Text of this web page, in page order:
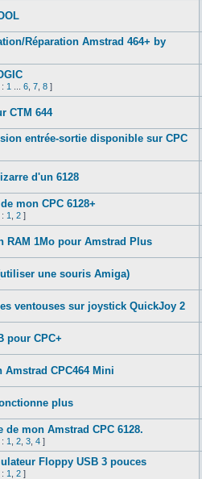
Réparation Amstrad 464+ by
1 6 7 8 ]
CTM 644
entrée-sortie disponible sur CPC
d'un 6128
mon CPC 6128+
1 2 ]
RAM 1Mo pour Amstrad Plus
une souris Amiga)
ventouses sur joystick QuickJoy 2
pour CPC+
Amstrad CPC464 Mini
plus
de mon Amstrad CPC 6128.
1 2 3 4 ]
Floppy USB 3 pouces
1 2 ]